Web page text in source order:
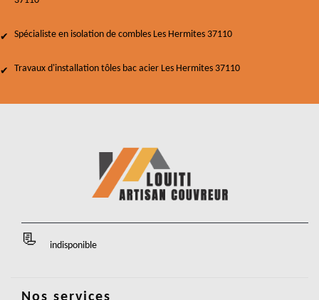
Spécialiste en isolation de combles Les Hermites 37110
Travaux d'installation tôles bac acier Les Hermites 37110
indisponible
Nos services